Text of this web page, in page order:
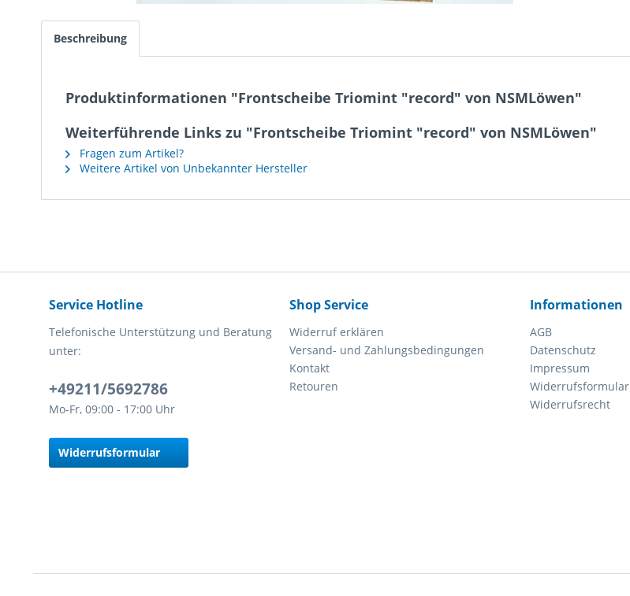
Beschreibung
Produktinformationen "Frontscheibe Triomint "record" von NSMLöwen"
Weiterführende Links zu "Frontscheibe Triomint "record" von NSMLöwen"
Fragen zum Artikel?
Weitere Artikel von Unbekannter Hersteller
Service Hotline
Telefonische Unterstützung und Beratung
unter:
+49211/5692786
Mo-Fr, 09:00 - 17:00 Uhr
Widerrufsformular
Shop Service
Widerruf erklären
Versand- und Zahlungsbedingungen
Kontakt
Retouren
Informationen
AGB
Datenschutz
Impressum
Widerrufsformular
Widerrufsrecht